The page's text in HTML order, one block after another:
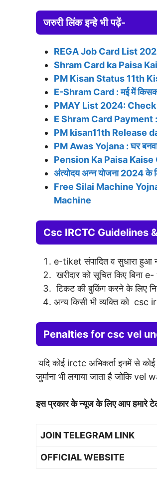
जरुरी लिंक इन्हे भी पढ़ें-
REGA Job Card List 2024
Shram Card ka Paisa
PM Kisan Status 11th
E-Shram Card : मई में
PMAY List 2024:
E Shram Card Payment :
PM kisan11th Release
PM Awas Yojana : घर
Pension Ka Paisa Kaise
अंत्योदय अन्न योजना 2024
Free Silai Machine Yojna
Machine
Csc IRCTC Guidelines
e-tiket संपादित व सुधारा हुआ
खरीदार को सूचित किए बिना
टिकट की बुकिंग करने के लिए
अन्य किसी भी व्यक्ति को
Penalties for csc vel
यदि कोई irctc अभिकर्ता इनमें से
जुर्माना भी लगाया जाता है जोकि vel
इस प्रकार के न्यूज के लिए आप हमारे
JOIN TELEGRAM LINK
OFFICIAL WEBSITE